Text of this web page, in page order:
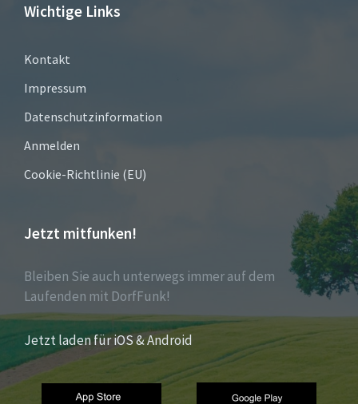
Wichtige Links
Kontakt
Impressum
Datenschutzinformation
Anmelden
Cookie-Richtlinie (EU)
Jetzt mitfunken!
Bleiben Sie auch unterwegs immer auf dem
Laufenden mit DorfFunk!
Jetzt laden für iOS & Android